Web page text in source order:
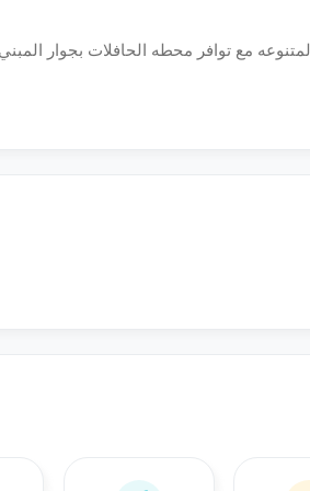
مع توافر محطه الحافلات بجوار